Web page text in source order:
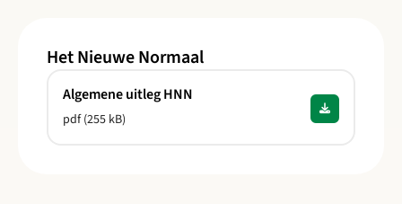
Het Nieuwe Normaal
Algemene uitleg HNN
pdf (255 kB)
Download Algemene uitleg HNN